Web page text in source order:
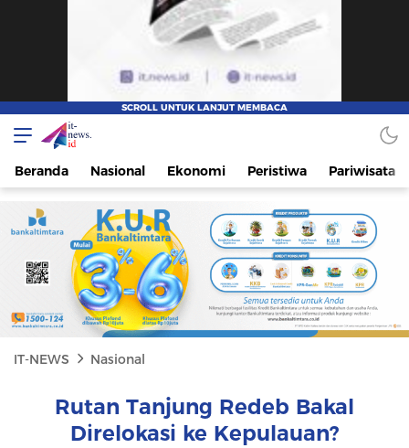
IT-NEWS
Update Cepat, Cerdas, dan Terpercaya
Beranda Nasional Ekonomi Peristiwa Pariwisata
IT-NEWS Nasional
Rutan Tanjung Redeb Bakal
Direlokasi ke Kepulauan?